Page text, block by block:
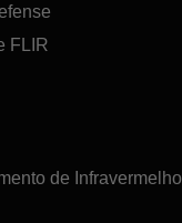
FLIR
de Infravermelho